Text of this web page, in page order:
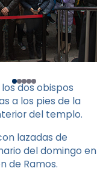
dos obispos
a los pies de la
del templo.
lazadas de
del domingo en
de Ramos.